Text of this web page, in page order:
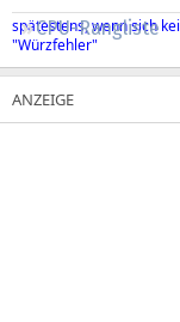
CPU-Rangliste
spätestens, wenn sich
"Würzfehler"